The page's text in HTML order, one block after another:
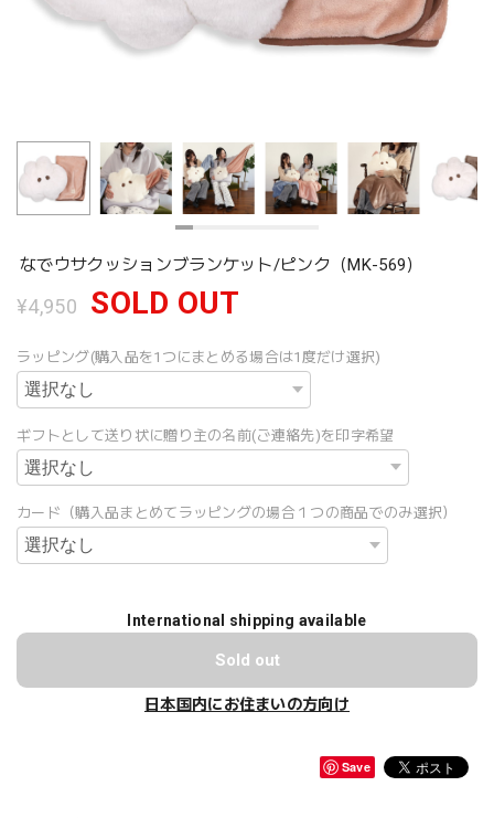
なでウサクッションブランケット/ピンク（MK-569）
¥4,950 SOLD OUT
ラッピング(購入品を1つにまとめる場合は1度だけ選択)
ギフトとして送り状に贈り主の名前(ご連絡先)を印字希望
カード（購入品まとめてラッピングの場合１つの商品でのみ選択）
International shipping available
Sold out
日本国内にお住まいの方向け
Save